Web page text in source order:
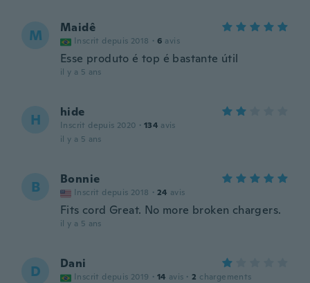
M Maidê
Inscrit depuis 2018 · 6 avis
Esse produto é top é bastante útil
il y a 5 ans
H hide
Inscrit depuis 2020 · 134 avis
il y a 5 ans
B Bonnie
Inscrit depuis 2018 · 24 avis
Fits cord Great. No more broken chargers.
il y a 5 ans
D Dani
Inscrit depuis 2019 · 14 avis · 2 chargements